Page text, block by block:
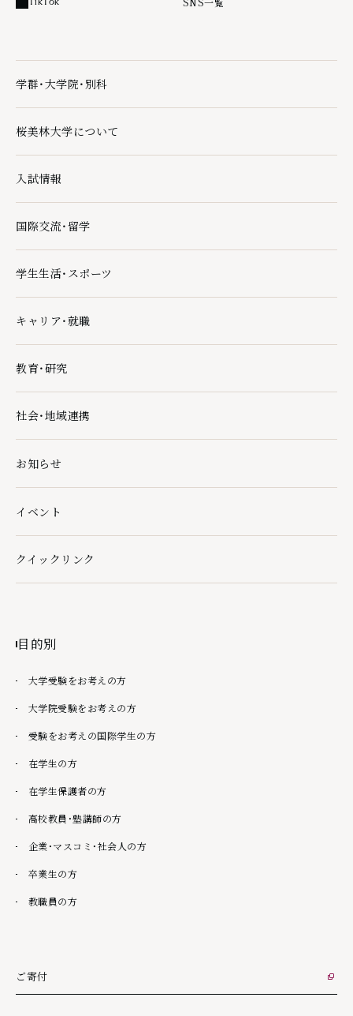
TikTok
外部リンク
学群・大学院・別科
学群・大学院・別科の下層ページ一覧を開く
桜美林大学について
桜美林大学についての下層ページ一覧を開く
入試情報
入試情報の下層ページ一覧を開く
国際交流・留学
国際交流・留学の下層ページ一覧を開く
学生生活・スポーツ
学生生活・スポーツの下層ページ一覧を開く
キャリア・就職
キャリア・就職の下層ページ一覧を開く
教育・研究
教育・研究の下層ページ一覧を開く
社会・地域連携
社会・地域連携の下層ページ一覧を開く
お知らせ
イベント
クイックリンク
クイックリンクの下層ページ一覧を開く
目的別
大学受験をお考えの方
大学院受験をお考えの方
受験をお考えの国際学生の方
在学生の方
在学生保護者の方
高校教員・塾講師の方
企業・マスコミ・社会人の方
卒業生の方
教職員の方
ご寄付
外部リンク